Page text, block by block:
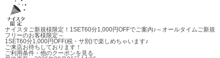
ナイスタご新規様限定！1SET60分1,000円OFFでご案内♪ ～オールタイムご新規
フリーのお客様限定～
1SET60分1,000円OFF(税・サ別)で楽しめちゃいます♪
ご来店お待ちしております！
ご利用条件・他のクーポンを見る